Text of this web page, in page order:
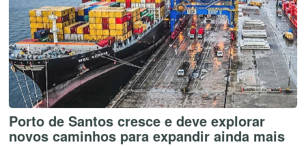
Porto de Santos cresce e deve explorar
novos caminhos para expandir ainda mais